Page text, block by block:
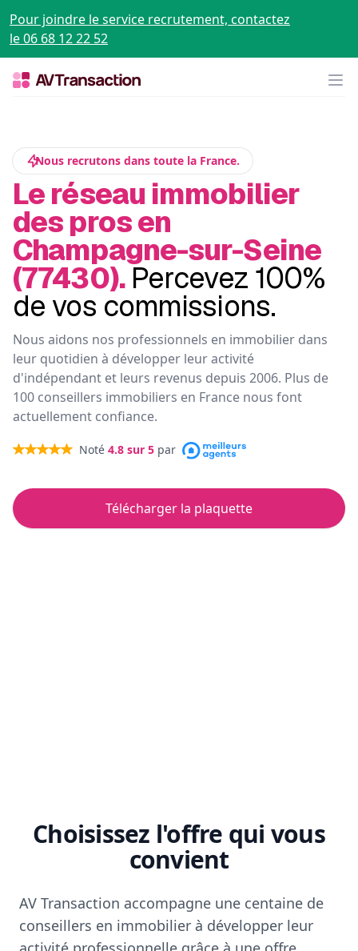
Pour joindre le service recrutement, contactez
le 06 68 12 22 52
Nous recrutons dans toute la France.
Le réseau immobilier
des pros en
Champagne-sur-Seine
(77430). Percevez 100%
de vos commissions.
Nous aidons nos professionnels en immobilier dans
leur quotidien à développer leur activité
d'indépendant et leurs revenus depuis 2006. Plus de
100 conseillers immobiliers en France nous font
actuellement confiance.
Noté 4.8 sur 5 par
Télécharger la plaquette
Choisissez l'offre qui vous
convient
AV Transaction accompagne une centaine de
conseillers en immobilier à développer leur